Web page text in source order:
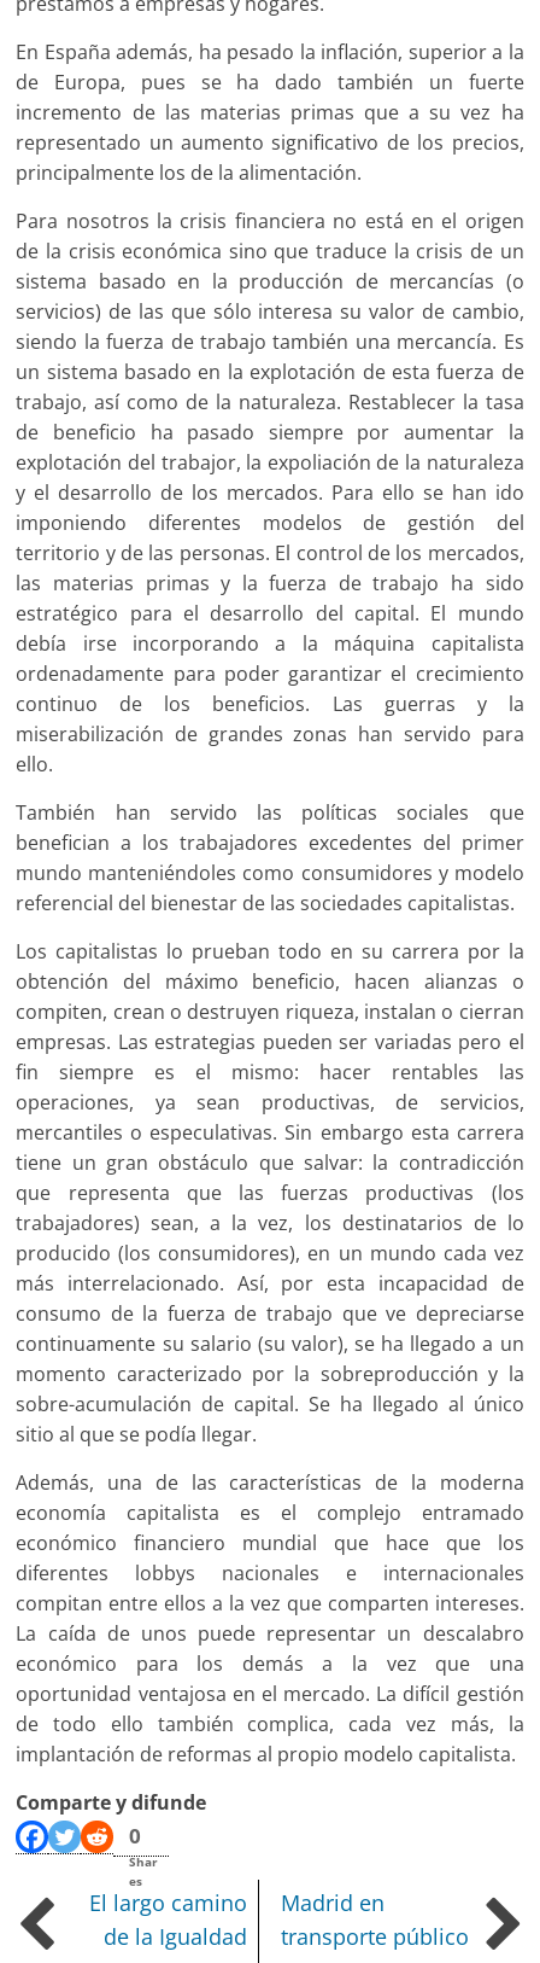
En España además, ha pesado la inflación, superior a la
de Europa, pues se ha dado también un fuerte
incremento de las materias primas que a su vez ha
representado un aumento significativo de los precios,
principalmente los de la alimentación.
Para nosotros la crisis financiera no está en el origen
de la crisis económica sino que traduce la crisis de un
sistema basado en la producción de mercancías (o
servicios) de las que sólo interesa su valor de cambio,
siendo la fuerza de trabajo también una mercancía. Es
un sistema basado en la explotación de esta fuerza de
trabajo, así como de la naturaleza. Restablecer la tasa
de beneficio ha pasado siempre por aumentar la
explotación del trabajor, la expoliación de la naturaleza
y el desarrollo de los mercados. Para ello se han ido
imponiendo diferentes modelos de gestión del
territorio y de las personas. El control de los mercados,
las materias primas y la fuerza de trabajo ha sido
estratégico para el desarrollo del capital. El mundo
debía irse incorporando a la máquina capitalista
ordenadamente para poder garantizar el crecimiento
continuo de los beneficios. Las guerras y la
miserabilización de grandes zonas han servido para
ello.
También han servido las políticas sociales que
benefician a los trabajadores excedentes del primer
mundo manteniéndoles como consumidores y modelo
referencial del bienestar de las sociedades capitalistas.
Los capitalistas lo prueban todo en su carrera por la
obtención del máximo beneficio, hacen alianzas o
compiten, crean o destruyen riqueza, instalan o cierran
empresas. Las estrategias pueden ser variadas pero el
fin siempre es el mismo: hacer rentables las
operaciones, ya sean productivas, de servicios,
mercantiles o especulativas. Sin embargo esta carrera
tiene un gran obstáculo que salvar: la contradicción
que representa que las fuerzas productivas (los
trabajadores) sean, a la vez, los destinatarios de lo
producido (los consumidores), en un mundo cada vez
más interrelacionado. Así, por esta incapacidad de
consumo de la fuerza de trabajo que ve depreciarse
continuamente su salario (su valor), se ha llegado a un
momento caracterizado por la sobreproducción y la
sobre-acumulación de capital. Se ha llegado al único
sitio al que se podía llegar.
Además, una de las características de la moderna
economía capitalista es el complejo entramado
económico financiero mundial que hace que los
diferentes lobbys nacionales e internacionales
compitan entre ellos a la vez que comparten intereses.
La caída de unos puede representar un descalabro
económico para los demás a la vez que una
oportunidad ventajosa en el mercado. La difícil gestión
de todo ello también complica, cada vez más, la
implantación de reformas al propio modelo capitalista.
Comparte y difunde
0
Shar
es
El largo camino
de la Igualdad
Madrid en
transporte público